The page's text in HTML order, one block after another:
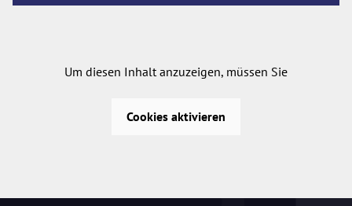
Um diesen Inhalt anzuzeigen, müssen Sie
Cookies aktivieren